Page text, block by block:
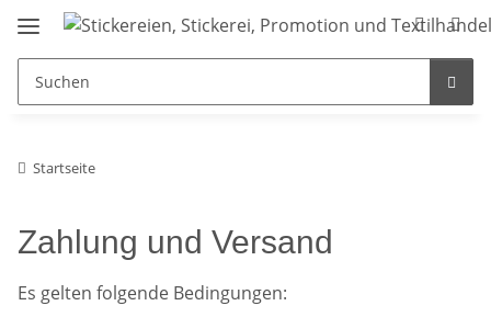
Startseite
Zahlung und Versand
Es gelten folgende Bedingungen: